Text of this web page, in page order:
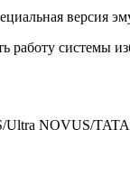
версия
работу системы
Ultra NOVUS/TATA